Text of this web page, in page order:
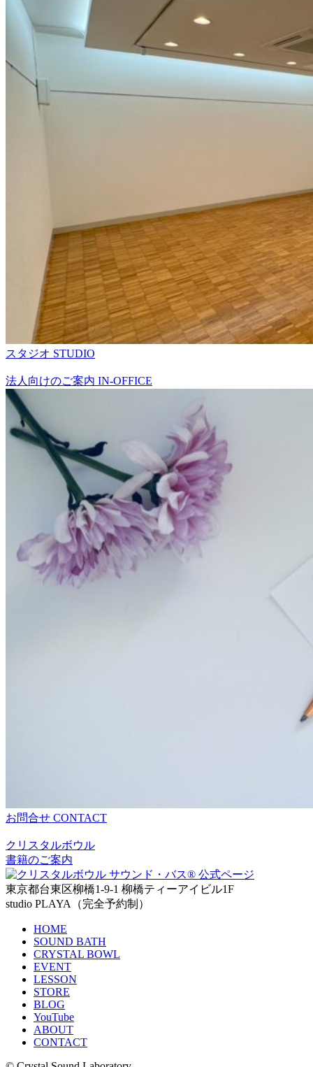
スタジオ STUDIO
法人向けのご案内 IN-OFFICE
お問合せ CONTACT
クリスタルボウル
書籍のご案内
東京都台東区柳橋1-9-1 柳橋ティーアイビル1F
studio PLAYA（完全予約制）
HOME
SOUND BATH
CRYSTAL BOWL
EVENT
LESSON
STORE
BLOG
YouTube
ABOUT
CONTACT